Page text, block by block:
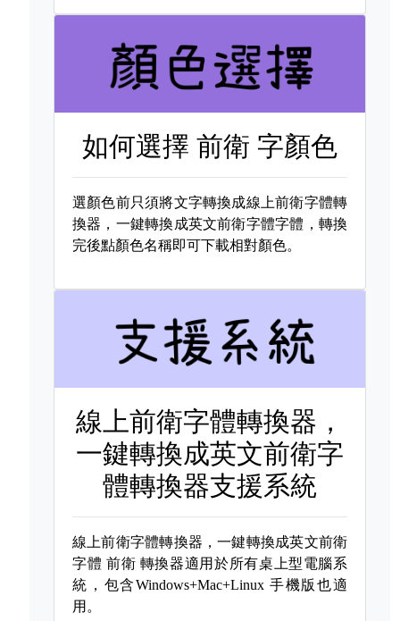
如何選擇前衛 字顏色
選顏色前只須將文字轉換成線上前衛字體轉
換器，一鍵轉換成英文前衛字體字體，轉換
完後點顏色名稱即可下載相對顏色。
線上前衛字體轉換器，
一鍵轉換成英文前衛字
體轉換器支援系統
線上前衛字體轉換器，一鍵轉換成英文前衛
字體 前衛 轉換器適用於所有桌上型電腦系
統，包含Windows+Mac+Linux 手機版也適
用。